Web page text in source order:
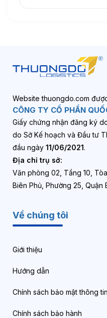
Website thuongdo.com
CÔNG TY CỔ PHẦN
Giấy chứng nhận đăng ký
do Sở Kế hoạch và Đầu tư
đầu ngày 11/06/2021.
Địa chỉ trụ sở:
Văn phòng 02, Tầng 10,
Biên Phủ, Phường 25, Quận
Về chúng tôi
Giới thiệu
Hướng dẫn
Chính sách bảo mật thông tin
Chính sách bảo hành